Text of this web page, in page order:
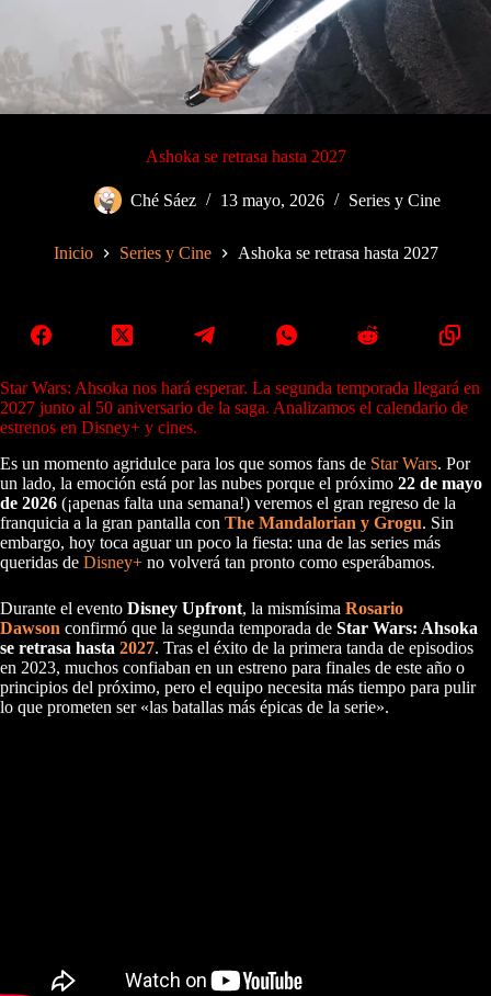
Ashoka se retrasa hasta 2027
Ché Sáez 13 mayo, 2026 Series y Cine
Inicio Series y Cine Ashoka se retrasa hasta 2027
Star Wars: Ahsoka nos hará esperar. La segunda temporada llegará en
2027 junto al 50 aniversario de la saga. Analizamos el calendario de
estrenos en Disney+ y cines.
Es un momento agridulce para los que somos fans de Star Wars. Por
un lado, la emoción está por las nubes porque el próximo 22 de mayo
de 2026 (¡apenas falta una semana!) veremos el gran regreso de la
franquicia a la gran pantalla con The Mandalorian y Grogu. Sin
embargo, hoy toca aguar un poco la fiesta: una de las series más
queridas de Disney+ no volverá tan pronto como esperábamos.
Durante el evento Disney Upfront, la mismísima Rosario
Dawson confirmó que la segunda temporada de Star Wars: Ahsoka
se retrasa hasta 2027. Tras el éxito de la primera tanda de episodios
en 2023, muchos confiaban en un estreno para finales de este año o
principios del próximo, pero el equipo necesita más tiempo para pulir
lo que prometen ser «las batallas más épicas de la serie».